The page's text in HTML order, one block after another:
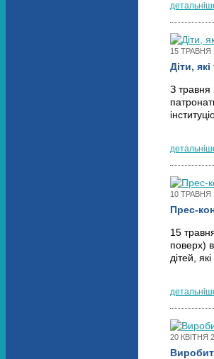
15 ТРАВНЯ
Діти,
З травня
10 ТРАВНЯ
Прес-
15
поверх)
дітей,
20 КВІТНЯ